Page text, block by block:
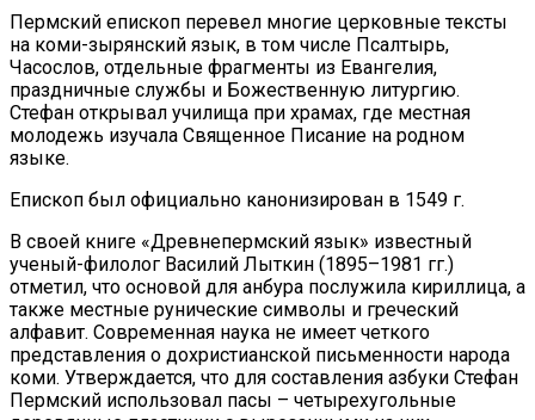
Пермский епископ перевел многие церковные тексты
на коми-зырянский язык, в том числе Псалтырь,
Часослов, отдельные фрагменты из Евангелия,
праздничные службы и Божественную литургию.
Стефан открывал училища при храмах, где местная
молодежь изучала Священное Писание на родном
языке.
Епископ был официально канонизирован в 1549 г.
В своей книге «Древнепермский язык» известный
ученый-филолог Василий Лыткин (1895–1981 гг.)
отметил, что основой для анбура послужила кириллица, а
также местные рунические символы и греческий
алфавит. Современная наука не имеет четкого
представления о дохристианской письменности народа
коми. Утверждается, что для составления азбуки Стефан
Пермский использовал пасы – четырехугольные